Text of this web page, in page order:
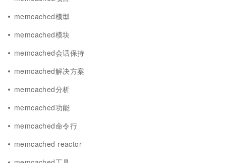
memcached模型
memcached模块
memcached会话保持
memcached解决方案
memcached分析
memcached功能
memcached命令行
memcached reactor